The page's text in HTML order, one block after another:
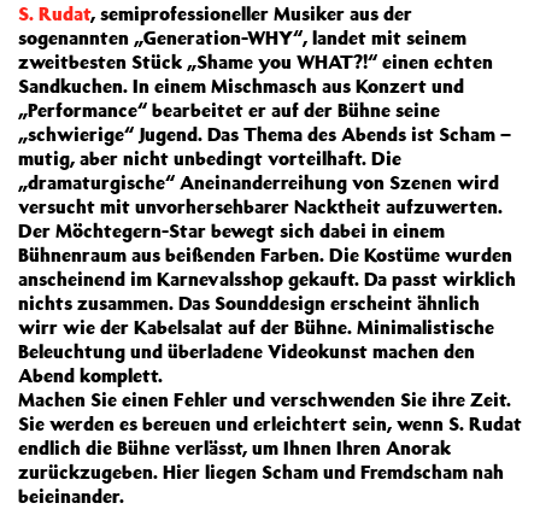
S. Rudat, semiprofessioneller Musiker aus der
sogenannten „Generation-WHY“, landet mit seinem
zweitbesten Stück „Shame you WHAT?!“ einen echten
Sandkuchen. In einem Mischmasch aus Konzert und
„Performance“ bearbeitet er auf der Bühne seine
„schwierige“ Jugend. Das Thema des Abends ist Scham –
mutig, aber nicht unbedingt vorteilhaft. Die
„dramaturgische“ Aneinanderreihung von Szenen wird
versucht mit unvorhersehbarer Nacktheit aufzuwerten.
Der Möchtegern-Star bewegt sich dabei in einem
Bühnenraum aus beißenden Farben. Die Kostüme wurden
anscheinend im Karnevalsshop gekauft. Da passt wirklich
nichts zusammen. Das Sounddesign erscheint ähnlich
wirr wie der Kabelsalat auf der Bühne. Minimalistische
Beleuchtung und überladene Videokunst machen den
Abend komplett.
Machen Sie einen Fehler und verschwenden Sie ihre Zeit.
Sie werden es bereuen und erleichtert sein, wenn S. Rudat
endlich die Bühne verlässt, um Ihnen Ihren Anorak
zurückzugeben. Hier liegen Scham und Fremdscham nah
beieinander.